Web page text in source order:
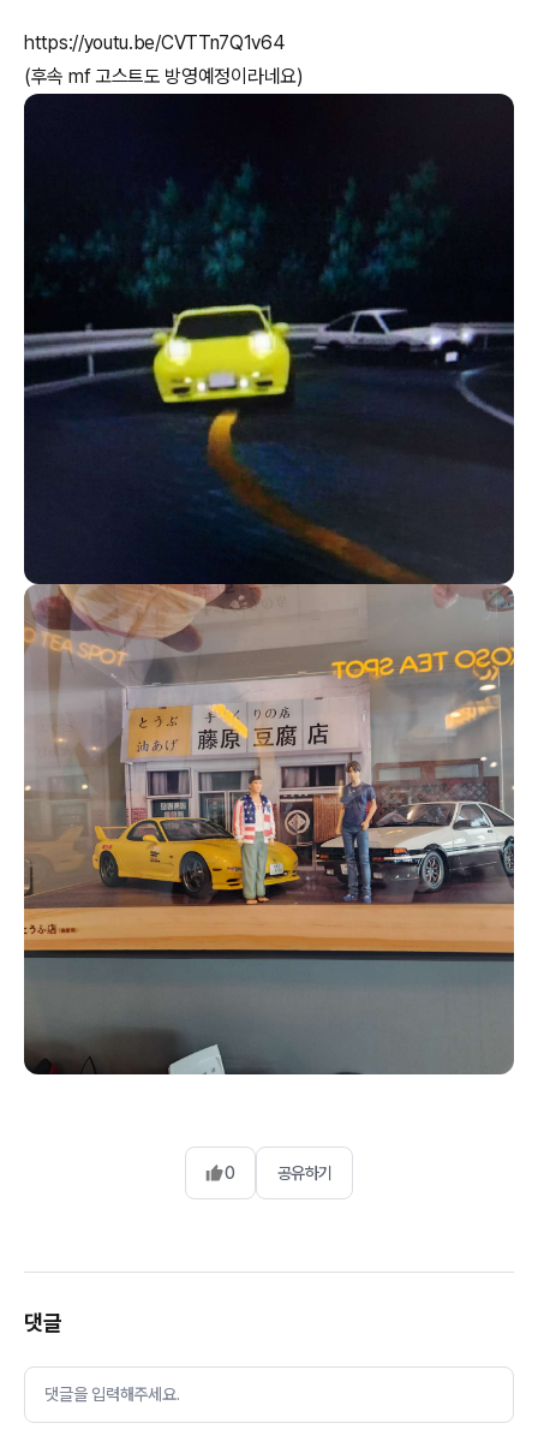
https://youtu.be/CVTTn7Q1v64
(후속 mf 고스트도 방영예정이라네요)
0 공유하기
댓글
댓글을 입력해주세요.